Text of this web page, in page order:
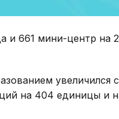
и 661 мини-центр на
увеличился с
на 404 единицы и